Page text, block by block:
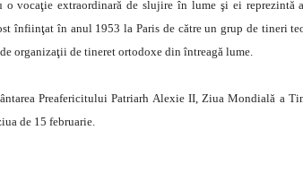
o vocaţie extraordinară de slujire în lume şi ei
înfiinţat în anul 1953 la Paris de către un grup de tineri
organizaţii de tineret ortodoxe din întreagă lume.
Preafericitului Patriarh Alexie II, Ziua Mondială a
de 15 februarie.